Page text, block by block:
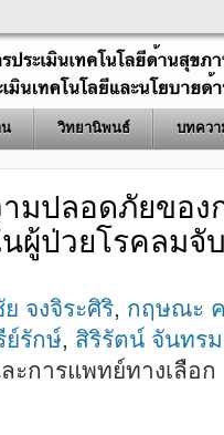
น วิทยานิพนธ์ บทควา
มปลอดภัยของ
ผู้ป่วยโรคลมจั
จงจิระศิริ, กฤษณะ
ย์รักษ์, สิริรัตน์ จันทร
ะการแพทย์ทางเลือ